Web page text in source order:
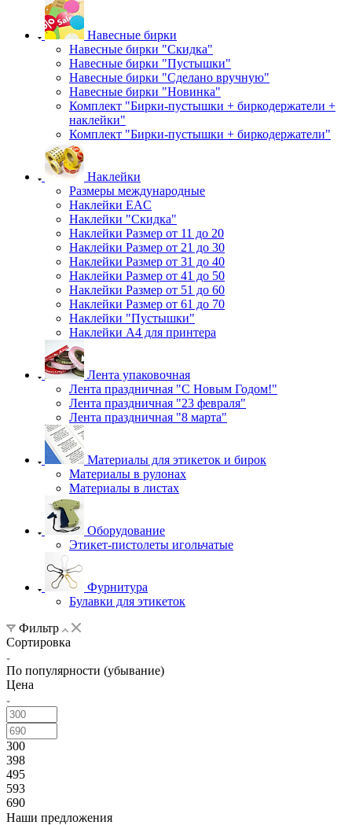
Навесные бирки
Навесные бирки "Скидка"
Навесные бирки "Пустышки"
Навесные бирки "Сделано вручную"
Навесные бирки "Новинка"
Комплект "Бирки-пустышки + биркодержатели +
наклейки"
Комплект "Бирки-пустышки + биркодержатели"
Наклейки
Размеры международные
Наклейки EAC
Наклейки "Скидка"
Наклейки Размер от 11 до 20
Наклейки Размер от 21 до 30
Наклейки Размер от 31 до 40
Наклейки Размер от 41 до 50
Наклейки Размер от 51 до 60
Наклейки Размер от 61 до 70
Наклейки "Пустышки"
Наклейки А4 для принтера
Лента упаковочная
Лента праздничная "С Новым Годом!"
Лента праздничная "23 февраля"
Лента праздничная "8 марта"
Материалы для этикеток и бирок
Материалы в рулонах
Материалы в листах
Оборудование
Этикет-пистолеты игольчатые
Фурнитура
Булавки для этикеток
Фильтр
Сортировка
По популярности (убывание)
Цена
300
398
495
593
690
Наши предложения